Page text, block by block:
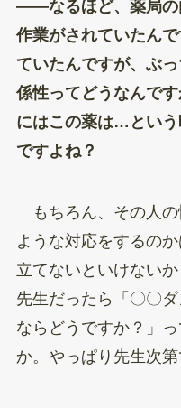
——なるほど、薬局の
作業がされていたん
ていたんですが、ぶ
係性ってどうなんで
にはこの薬は…とい
ですよね？
もちろん、その人の
ような対応をするの
立てないといけない
先生だったら「〇〇
ならどうですか？」
か。やっぱり先生次第